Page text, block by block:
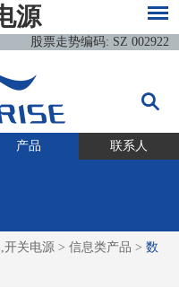
源
股票走势编码: SZ 002922
产品 联系人
开关电源 >信息类产品 >数